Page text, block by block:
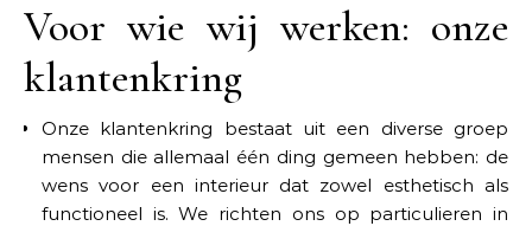
Voor wie wij werken: onze
klantenkring
Onze klantenkring bestaat uit een diverse groep
mensen die allemaal één ding gemeen hebben: de
wens voor een interieur dat zowel esthetisch als
functioneel is. We richten ons op particulieren in